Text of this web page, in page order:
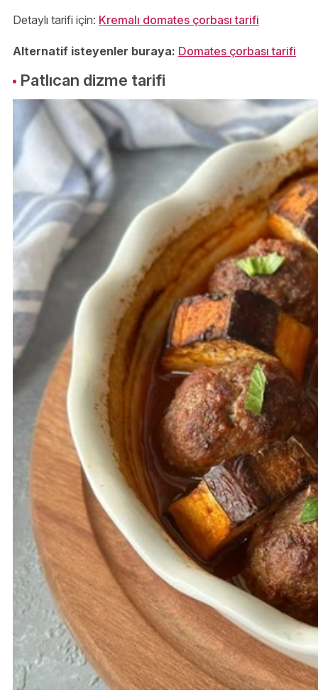
Detaylı tarifi için: Kremalı domates çorbası tarifi
Alternatif isteyenler buraya: Domates çorbası tarifi
Patlıcan dizme tarifi